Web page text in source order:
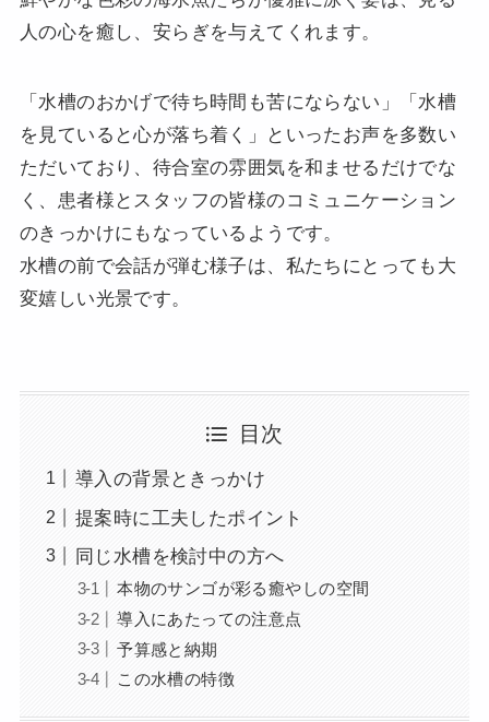
人の心を癒し、安らぎを与えてくれます。
「水槽のおかげで待ち時間も苦にならない」「水槽
を見ていると心が落ち着く」といったお声を多数い
ただいており、待合室の雰囲気を和ませるだけでな
く、患者様とスタッフの皆様のコミュニケーション
のきっかけにもなっているようです。
水槽の前で会話が弾む様子は、私たちにとっても大
変嬉しい光景です。
目次
導入の背景ときっかけ
提案時に工夫したポイント
同じ水槽を検討中の方へ
本物のサンゴが彩る癒やしの空間
導入にあたっての注意点
予算感と納期
この水槽の特徴